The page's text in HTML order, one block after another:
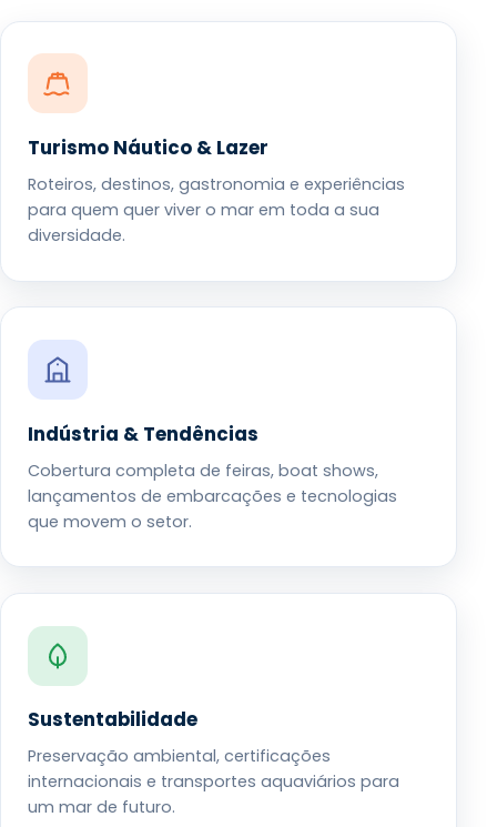
Turismo Náutico & Lazer
Roteiros, destinos, gastronomia e experiências
para quem quer viver o mar em toda a sua
diversidade.
Indústria & Tendências
Cobertura completa de feiras, boat shows,
lançamentos de embarcações e tecnologias
que movem o setor.
Sustentabilidade
Preservação ambiental, certificações
internacionais e transportes aquaviários para
um mar de futuro.